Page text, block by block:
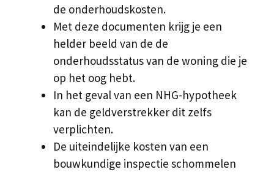
de onderhoudskosten.
Met deze documenten krijg je een
helder beeld van de de
onderhoudsstatus van de woning die je
op het oog hebt.
In het geval van een NHG-hypotheek
kan de geldverstrekker dit zelfs
verplichten.
De uiteindelijke kosten van een
bouwkundige inspectie schommelen